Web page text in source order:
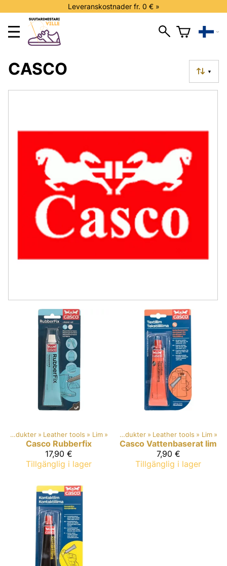
Leveranskostnader fr. 0 € »
▼
CASCO
Produkter ‪» Leather tools ‪» Lim ‪»
Casco Rubberfix
17,90 €
Tillgänglig i lager
Produkter ‪» Leather tools ‪» Lim ‪»
Casco Vattenbaserat lim
7,90 €
Tillgänglig i lager